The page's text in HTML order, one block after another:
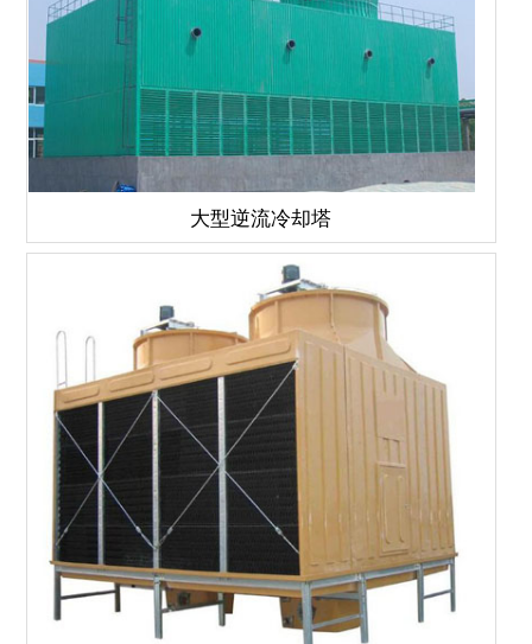
大型逆流冷却塔